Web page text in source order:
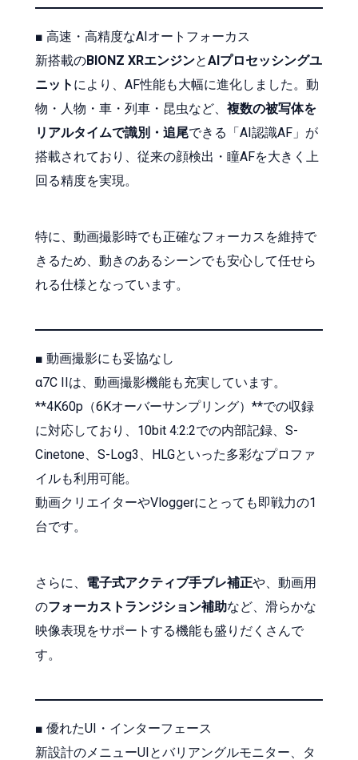
■ 高速・高精度なAIオートフォーカス
新搭載のBIONZ XRエンジンとAIプロセッシングユ
ニット により、AF性能も大幅に進化しました。動
物・人物・車・列車・昆虫など、 複数の被写体を
リアルタイムで識別・追尾できる「AI認識AF」が
搭載されており、従来の顔検出・瞳AFを大きく上
回る精度を実現。
特に、動画撮影時でも正確なフォーカスを維持で
きるため、動きのあるシーンでも安心して任せら
れる仕様となっています。
■ 動画撮影にも妥協なし
α7C IIは、動画撮影機能も充実しています。
**4K60p（6Kオーバーサンプリング）**での収録
に対応しており、10bit 4:2:2での内部記録、S-
Cinetone、S-Log3、HLGといった多彩なプロファ
イルも利用可能。
動画クリエイターやVloggerにとっても即戦力の1
台です。
さらに、 電子式アクティブ手ブレ補正や、動画用
のフォーカストランジション補助など、滑らかな
映像表現をサポートする機能も盛りだくさんで
す。
■ 優れたUI・インターフェース
新設計のメニューUIとバリアングルモニター、タ